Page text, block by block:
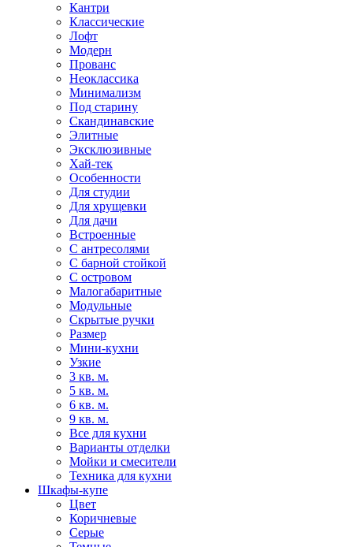
Кантри
Классические
Лофт
Модерн
Прованс
Неоклассика
Минимализм
Под старину
Скандинавские
Элитные
Эксклюзивные
Хай-тек
Особенности
Для студии
Для хрущевки
Для дачи
Встроенные
С антресолями
С барной стойкой
С островом
Малогабаритные
Модульные
Скрытые ручки
Размер
Мини-кухни
Узкие
3 кв. м.
5 кв. м.
6 кв. м.
9 кв. м.
Все для кухни
Варианты отделки
Мойки и смесители
Техника для кухни
Шкафы-купе
Цвет
Коричневые
Серые